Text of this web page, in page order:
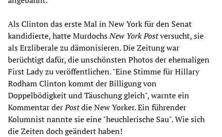
Als Clinton das erste Mal in New York für den Senat
kandidierte, hatte MurdochsNew York Postversucht, sie
als Erzliberale zu dämonisieren. Die Zeitung war
berüchtigt dafür, die unschönsten Photos der ehemaligen
First Lady zu veröffentlichen. "Eine Stimme für Hillary
Rodham Clinton kommt der Billigung von
Doppelbödigkeit und Täuschung gleich", warnte ein
Kommentar derPostdie New Yorker. Ein führender
Kolumnist nannte sie eine "heuchlerische Sau". Wie sich
die Zeiten doch geändert haben!